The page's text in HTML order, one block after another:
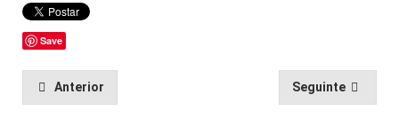
Save
Anterior Seguinte